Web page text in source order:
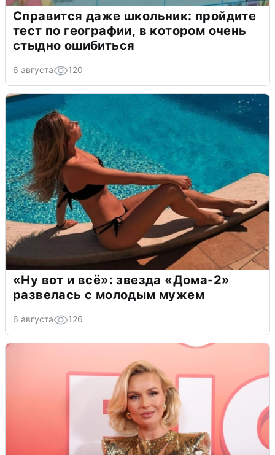
Справится даже школьник: пройдите
тест по географии, в котором очень
стыдно ошибиться
6 августа 120
«Ну вот и всё»: звезда «Дома-2»
развелась с молодым мужем
6 августа 126